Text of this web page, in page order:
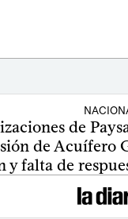
de
de Acuífero
y falta de